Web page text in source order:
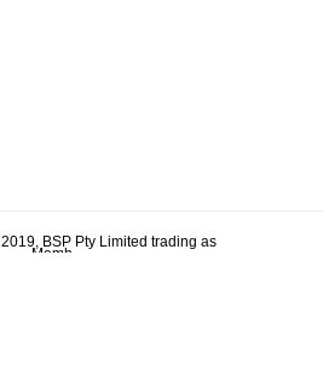
BSP Pty Limited trading as
Memh